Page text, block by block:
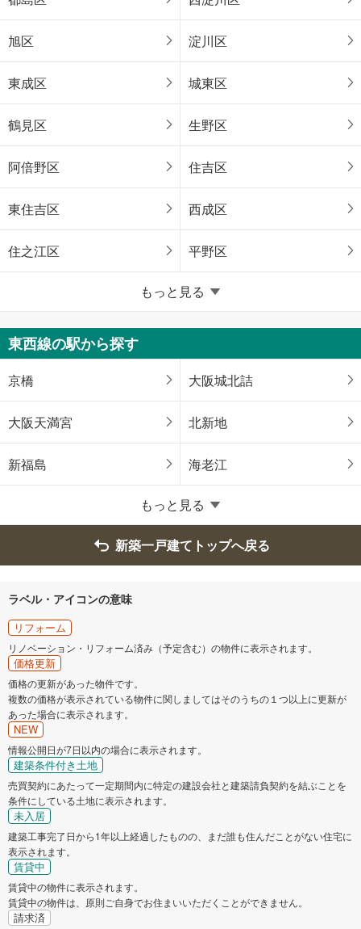
旭区 淀川区
東成区 城東区
鶴見区 生野区
阿倍野区 住吉区
東住吉区 西成区
住之江区 平野区
堺区 中区
東区 西区
南区 北区
美原区
大阪府のそのほかの地域
豊中市
泉大津市
貝塚市
枚方市 茨木市
八尾市 泉佐野市
富田林市 寝屋川市
河内長野市 松原市
大東市
箕面市 柏原市
もっと見る
東西線の駅から探す
京橋 大阪城北詰
大阪天満宮 北新地
新福島 海老江
もっと見る
新築一戸建てトップへ戻る
ラベル・アイコンの意味
リフォーム
リノベーション・リフォーム済み（予定含む）の物件に表示されます。
価格更新
価格の更新があった物件です。
複数の価格が表示されている物件に関しましてはそのうちの１つ以上に更新が
あった場合に表示されます。
NEW
情報公開日が7日以内の場合に表示されます。
建築条件付き土地
売買契約にあたって一定期間内に特定の建設会社と建築請負契約を結ぶことを
条件にしている土地に表示されます。
未入居
建築工事完了日から1年以上経過したものの、まだ誰も住んだことがない住宅に
表示されます。
賃貸中
賃貸中の物件に表示されます。
賃貸中の物件は、原則ご自身でお住まいいただくことができません。
請求済